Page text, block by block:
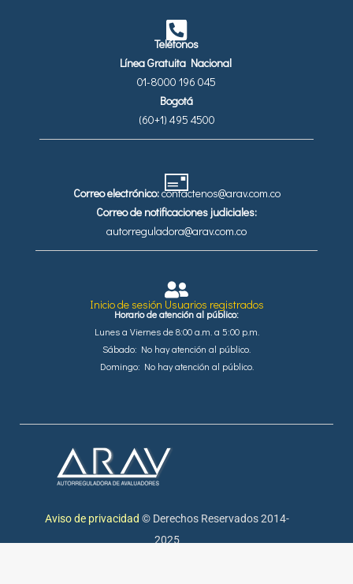
Teléfonos
Línea Gratuita Nacional
01-8000 196 045
Bogotá
(60+1) 495 4500
Correo electrónico:contactenos@arav.com.co
Correo de notificaciones judiciales:
autorreguladora@arav.com.co
Inicio de sesión Usuarios registrados
Horario de atención al público:
Lunes a Viernes de 8:00 a.m. a 5:00 p.m.
Sábado: No hay atención al público.
Domingo: No hay atención al público.
Aviso de privacidad © Derechos Reservados 2014-
2025